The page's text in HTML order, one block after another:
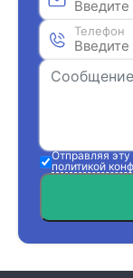
Телефон
Отправляя
политикой